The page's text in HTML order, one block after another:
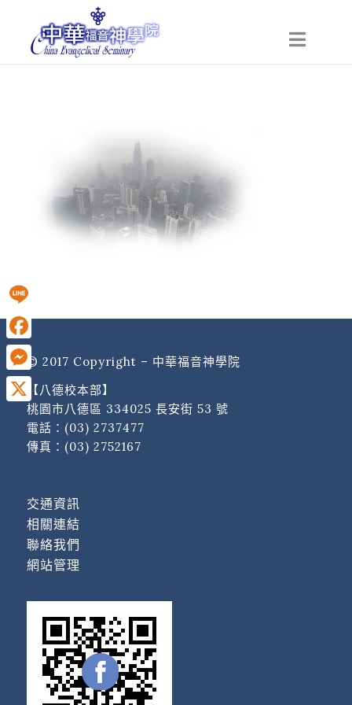
© 2017 Copyright – 中華福音神學院
【八德校本部】
桃園市八德區 334025 長安街 53 號
電話： (03) 2737477
傳真：(03) 2752167
交通資訊
相關連結
聯絡我們
網站管理
Line
Facebook
Messenger